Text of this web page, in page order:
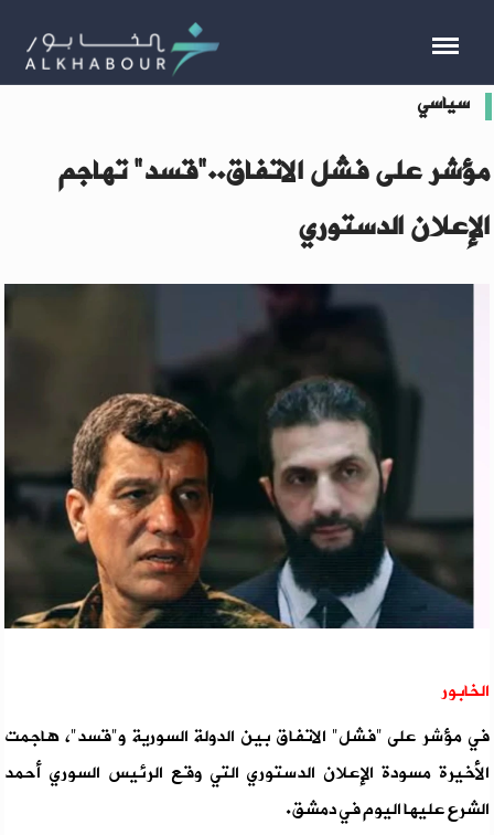
سياسي
مؤشر على فشل الاتفاق.."قسد" تهاجم
الإعلان الدستوري
الخابور
في مؤشر على "فشل" الاتفاق بين الدولة السورية و"قسد"، هاجمت
الأخيرة مسودة الإعلان الدستوري التي وقع الرئيس السوري أحمد
الشرع عليها اليوم في دمشق.